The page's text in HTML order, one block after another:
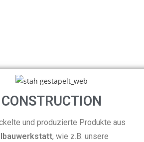
CONSTRUCTION
und produzierte Produkte aus
, wie z.B. unsere